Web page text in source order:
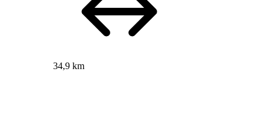
34,9 km